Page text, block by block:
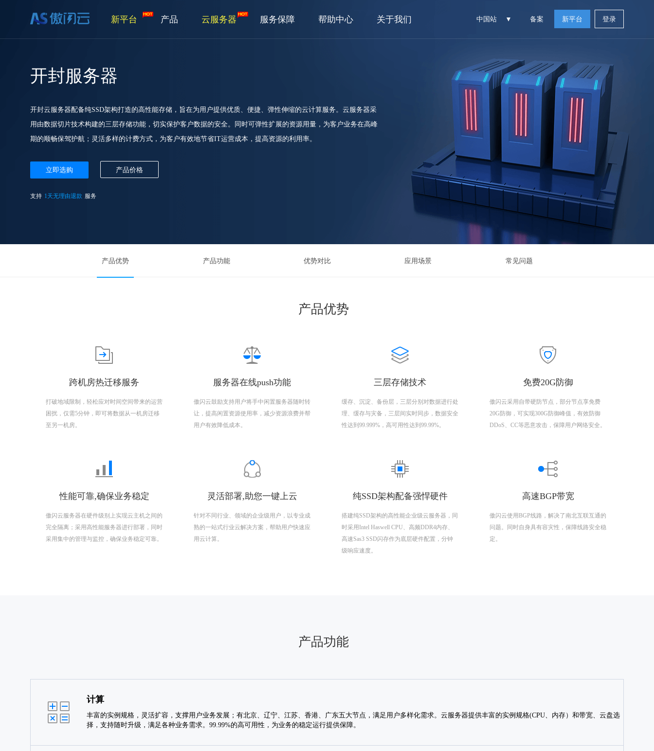
新平台 产品 云服务器 服务保障 帮助中心 关于我们 中国站 备案 新平台 登录
开封服务器
开封云服务器配备纯SSD架构打造的高性能存储，旨在为用户提供优质、便捷、弹性伸缩的云计算服务。云服务器采
用由数据切片技术构建的三层存储功能，切实保护客户数据的安全。同时可弹性扩展的资源用量，为客户业务在高峰
期的顺畅保驾护航；灵活多样的计费方式，为客户有效地节省IT运营成本，提高资源的利用率。
立即选购 产品价格
支持 1天无理由退款 服务
产品优势 产品功能 优势对比 应用场景 常见问题
产品优势
跨机房热迁移服务
打破地域限制，轻松应对时间空间带来的运营
困扰，仅需5分钟，即可将数据从一机房迁移
至另一机房。
服务器在线push功能
傲闪云鼓励支持用户将手中闲置服务器随时转
让，提高闲置资源使用率，减少资源浪费并帮
用户有效降低成本。
三层存储技术
缓存、沉淀、备份层，三层分别对数据进行处
理、缓存与灾备，三层间实时同步，数据安全
性达到99.999%，高可用性达到99.99%。
免费20G防御
傲闪云采用自带硬防节点，部分节点享免费
20G防御，可实现300G防御峰值，有效防御
DDoS、CC等恶意攻击，保障用户网络安全。
性能可靠,确保业务稳定
傲闪云服务器在硬件级别上实现云主机之间的
完全隔离；采用高性能服务器进行部署，同时
采用集中的管理与监控，确保业务稳定可靠。
灵活部署,助您一键上云
针对不同行业、领域的企业级用户，以专业成
熟的一站式行业云解决方案，帮助用户快速应
用云计算。
纯SSD架构配备强悍硬件
搭建纯SSD架构的高性能企业级云服务器，同
时采用Intel Haswell CPU、高频DDR4内存、
高速Sas3 SSD闪存作为底层硬件配置，分钟
级响应速度。
高速BGP带宽
傲闪云使用BGP线路，解决了南北互联互通的
问题。同时自身具有容灾性，保障线路安全稳
定。
产品功能
计算
丰富的实例规格，灵活扩容，支撑用户业务发展；有北京、辽宁、江苏、香港、广东五大节点，满足用户多样化需求。云服务器提供丰富的实例规格(CPU、内存）和带宽、云盘选
择，支持随时升级，满足各种业务需求。99.99%的高可用性，为业务的稳定运行提供保障。